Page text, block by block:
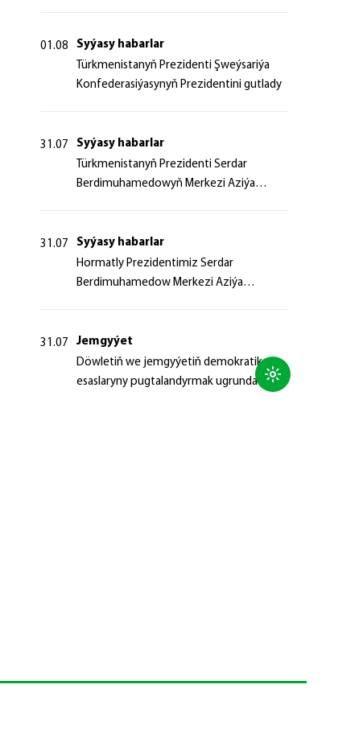
01.08
Syýasy habarlar
Türkmenistanyň Prezidenti Şweýsariýa
Konfederasiýasynyň Prezidentini gutlady
31.07
Syýasy habarlar
Türkmenistanyň Prezidenti Serdar
Berdimuhamedowyň Merkezi Aziýa
resmi däl konsultatiw duşuşygyndaky
ÇYKYŞY
31.07
Syýasy habarlar
Hormatly Prezidentimiz Serdar
Berdimuhamedow Merkezi Aziýa
resmi däl konsultatiw duşuşygyna
gatnaşdy
31.07
Jemgyýet
Döwletiň we jemgyýetiň demokratik
esaslaryny pugtalandyrmak ugrunda